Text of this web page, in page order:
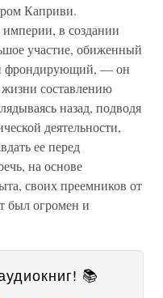
Каприви.
в создании
участие, обиженный
и фрондирующий, — он
составлению
назад, подводя
деятельности,
ее перед
на основе
своих преемников от
был огромен и
📚